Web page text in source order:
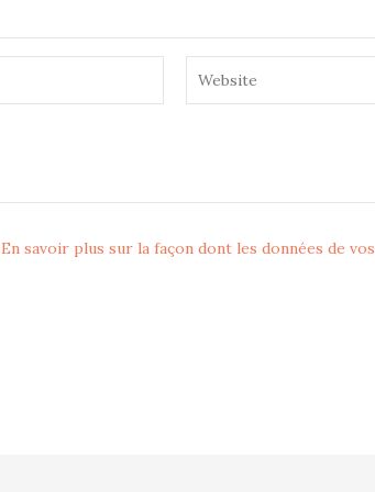
En savoir plus sur la façon dont les données de vos